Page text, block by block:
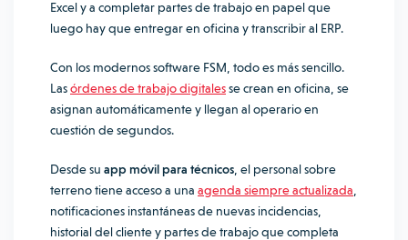
Excel y a completar partes de trabajo en papel que
luego hay que entregar en oficina y transcribir al ERP.
Con los modernos software FSM, todo es más sencillo.
Lasórdenes de trabajo digitalesse crean en oficina, se
asignan automáticamente y llegan al operario en
cuestión de segundos.
Desde su app móvil para técnicos , el personal sobre
terreno tiene acceso a una agenda siempre actualizada
notificaciones instantáneas de nuevas incidencias,
historial del cliente y partes de trabajo que completa